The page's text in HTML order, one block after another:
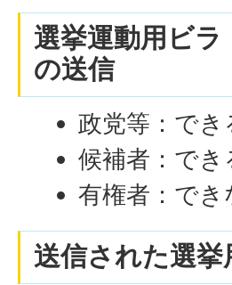
選挙運動用ビ
の送信
政党等：でき
候補者：でき
有権者：でき
送信された選